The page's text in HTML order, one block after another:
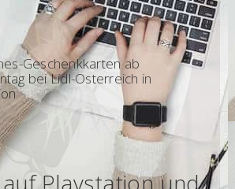
- Österreich
Geschenkkarten ab
bei Lidl-Österreich in
Playstation und